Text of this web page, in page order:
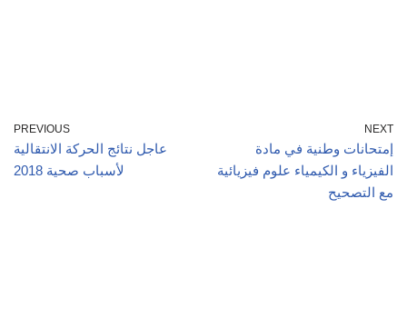
PREVIOUS
عاجل نتائج الحركة الانتقالية
لأسباب صحية 2018
NEXT
إمتحانات وطنية في مادة
الفيزياء و الكيمياء علوم فيزيائية
مع التصحيح